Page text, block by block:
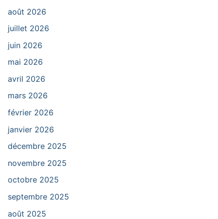
août 2026
juillet 2026
juin 2026
mai 2026
avril 2026
mars 2026
février 2026
janvier 2026
décembre 2025
novembre 2025
octobre 2025
septembre 2025
août 2025